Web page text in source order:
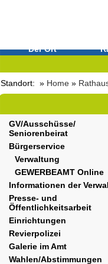
Der Ort
Standort: » Home »
GV/Ausschüsse/
Seniorenbeirat
Bürgerservice
Verwaltung
GEWERBEAMT Online
Informationen der
Presse- und
Öffentlichkeitsarbeit
Einrichtungen
Revierpolizei
Galerie im Amt
Wahlen/Abstimmungen